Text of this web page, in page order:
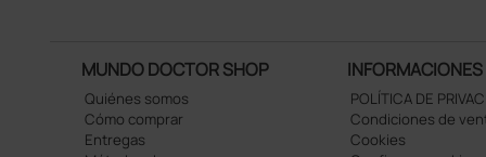
MUNDO DOCTOR SHOP
Quiénes somos
Cómo comprar
Entregas
POLÍTICA DE
Condiciones de
Cookies